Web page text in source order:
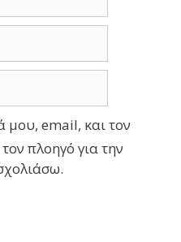
μου, email, και τον
πλοηγό για την